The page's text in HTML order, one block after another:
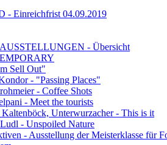
- Einreichfrist 04.09.2019
- Übersicht
Sell Out"
- "Passing Places"
- Coffee Shots
- Meet the tourists
Kaltenböck, Unterwurzacher - This is it
- Unspoiled Nature
- Ausstellung der Meisterklasse für